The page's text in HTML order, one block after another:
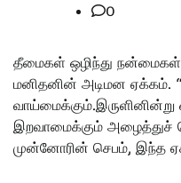
0
தீமைகள் ஒழிந்து
மனிதனின் அடிமன ஏக்கம்.
வாய்மைக்கும்.இருளினின்று
இறவாமைக்கும்
முன்னோரின் செபம், இந்த